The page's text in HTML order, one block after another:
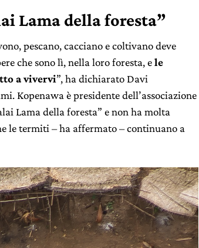
Lama della foresta”
pescano, cacciano e coltivano deve
che sono lì, nella loro foresta, ele
a vivervi”, ha dichiarato Davi
Kopenawa è presidente dell’associazione
Lama della foresta” e non ha molta
le termiti – ha affermato – continuano a